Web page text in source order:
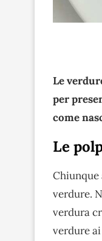
Le
per
come
Le
Chiunque
verdure.
verdura
verdure